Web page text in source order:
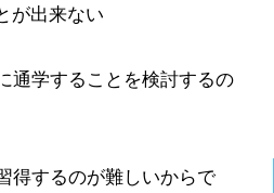
が出来ない
通学することを検討するの
得するのが難しいからで